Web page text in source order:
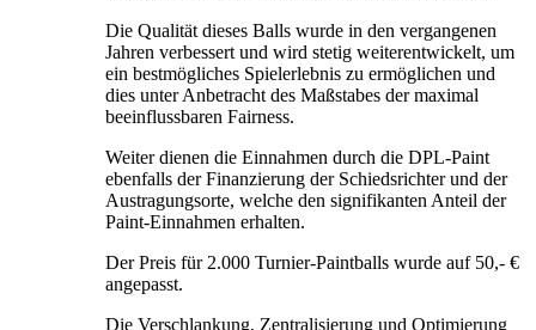
Die Qualität dieses Balls wurde in den vergangenen
Jahren verbessert und wird stetig weiterentwickelt, um
ein bestmögliches Spielerlebnis zu ermöglichen und
dies unter Anbetracht des Maßstabes der maximal
beeinflussbaren Fairness.
Weiter dienen die Einnahmen durch die DPL-Paint
ebenfalls der Finanzierung der Schiedsrichter und der
Austragungsorte, welche den signifikanten Anteil der
Paint-Einnahmen erhalten.
Der Preis für 2.000 Turnier-Paintballs wurde auf 50,- €
angepasst.
Die Verschlankung, Zentralisierung und Optimierung